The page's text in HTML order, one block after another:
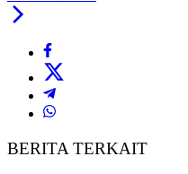
BERITA TERKAIT